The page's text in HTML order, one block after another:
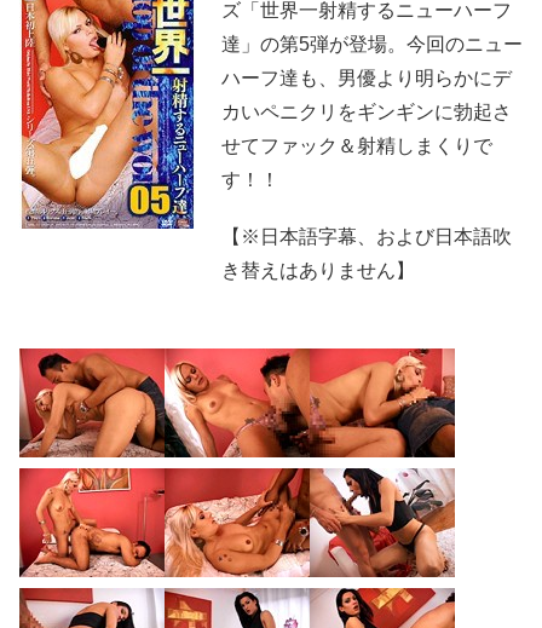
ズ「世界一射精するニューハーフ
達」の第5弾が登場。今回のニュー
ハーフ達も、男優より明らかにデ
カいペニクリをギンギンに勃起さ
せてファック＆射精しまくりで
す！！
【※日本語字幕、および日本語吹
き替えはありません】